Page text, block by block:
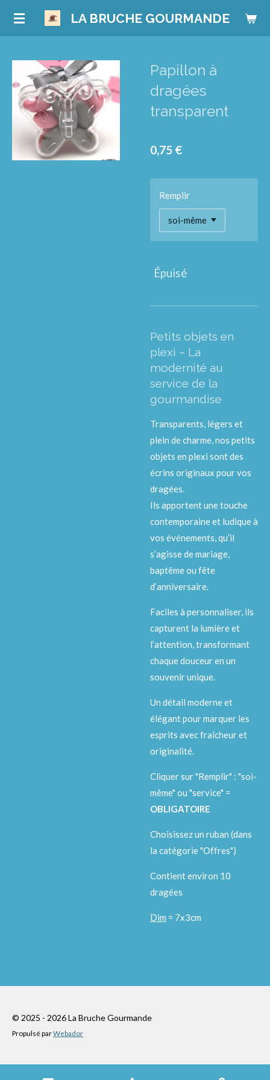
Passer
principal
LA BRUCHE GOURMANDE
Papillon à
dragées
transparent
0,75 €
Remplir
Épuisé
Petits objets en
plexi – La
modernité au
service de la
gourmandise
Transparents, légers et
plein de charme, nos petits
objets en plexi sont des
écrins originaux pour vos
dragées.
Ils apportent une touche
contemporaine et ludique à
vos événements, qu’il
s’agisse de mariage,
baptême ou fête
d’anniversaire.
Faciles à personnaliser, ils
capturent la lumière et
l’attention, transformant
chaque douceur en un
souvenir unique.
Un détail moderne et
élégant pour marquer les
esprits avec fraîcheur et
originalité.
Cliquer sur "Remplir" : "soi-
même" ou "service" =
OBLIGATOIRE
Choisissez un ruban (dans
la catégorie "Offres")
Contient environ 10
dragées
Dim = 7x3cm
© 2025 - 2026 La Bruche Gourmande
Propulsé parWebador